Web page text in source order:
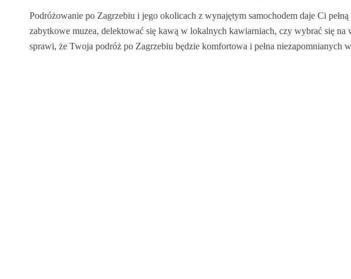
Podróżowanie po Zagrzebiu i jego okolicach z wynajętym samochodem daje Ci
zabytkowe muzea, delektować się kawą w lokalnych kawiarniach, czy wybrać się
sprawi, że Twoja podróż po Zagrzebiu będzie komfortowa i pełna niezapomnianych